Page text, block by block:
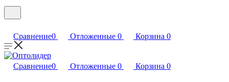
Сравнение0 Отложенные 0 Корзина 0
Сравнение0 Отложенные 0 Корзина 0